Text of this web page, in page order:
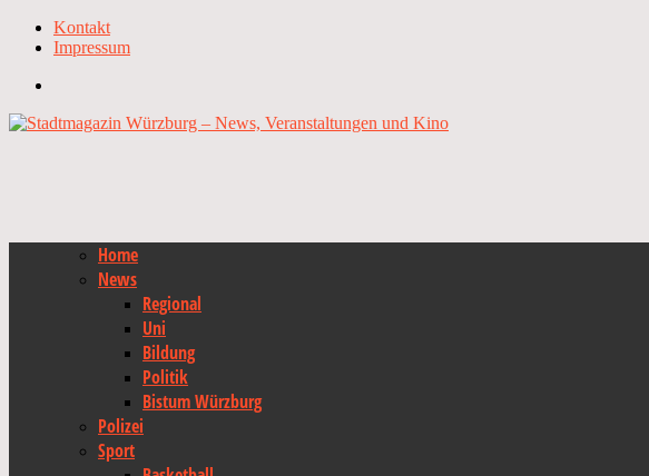
Kontakt
Impressum
Home
News
Regional
Uni
Bildung
Politik
Bistum Würzburg
Polizei
Sport